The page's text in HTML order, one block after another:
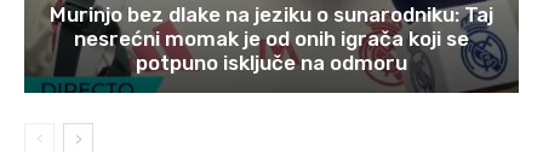
Murinjo bez dlake na jeziku o sunarodniku: Taj
nesrećni momak je od onih igrača koji se
potpuno isključe na odmoru